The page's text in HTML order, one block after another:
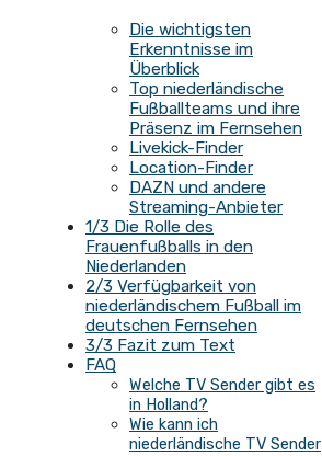
Die wichtigsten
Erkenntnisse im
Überblick
Top niederländische
Fußballteams und ihre
Präsenz im Fernsehen
Livekick-Finder
Location-Finder
DAZN und andere
Streaming-Anbieter
1/3 Die Rolle des
Frauenfußballs in den
Niederlanden
2/3 Verfügbarkeit von
niederländischem Fußball im
deutschen Fernsehen
3/3 Fazit zum Text
FAQ
Welche TV Sender gibt es
in Holland?
Wie kann ich
niederländische TV Sender